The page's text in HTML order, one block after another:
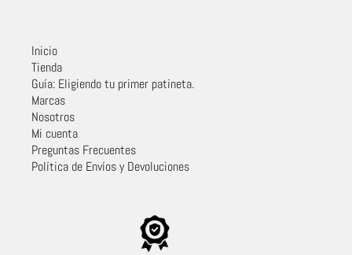
Inicio
Tienda
Guía: Eligiendo tu primer patineta.
Marcas
Nosotros
Mi cuenta
Preguntas Frecuentes
Política de Envíos y Devoluciones